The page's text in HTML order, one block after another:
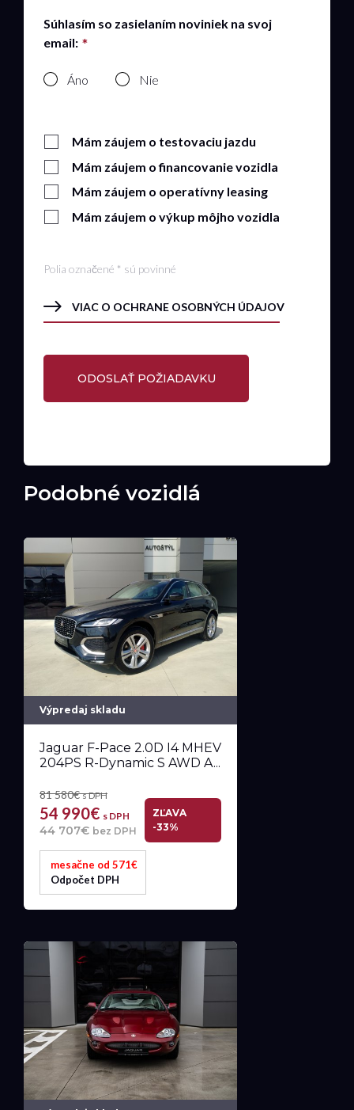
Súhlasím so zasielaním noviniek na svoj
email:
Áno Nie
Mám záujem o testovaciu jazdu
Mám záujem o financovanie vozidla
Mám záujem o operatívny leasing
Mám záujem o výkup môjho vozidla
Polia označené * sú povinné
VIAC O OCHRANE OSOBNÝCH ÚDAJOV
Podobné vozidlá
Výpredaj skladu
Jaguar F-Pace 2.0D I4 MHEV
204PS R-Dynamic S AWD A...
81 580€s DPH
54 990€ s DPH
44 707€ bez DPH
ZĽAVA
-33%
mesačne od 571€
Odpočet DPH